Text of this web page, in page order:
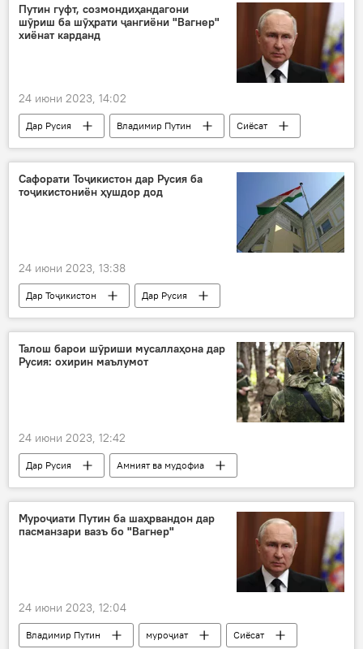
Путин гуфт, созмондиҳандагони
шӯриш ба шӯҳрати ҷангиёни "Вагнер"
хиёнат карданд
24 июни 2023, 14:02
Дар Русия Владимир Путин
Сиёсат
Амният ва мудофиа
Сафорати Тоҷикистон дар Русия ба
тоҷикистониён ҳушдор дод
24 июни 2023, 13:38
Дар Тоҷикистон
Дар Русия
сафорати Тоҷикистон дар ФР
Сиёсат
Талош барои шӯриши мусаллаҳона дар
Русия: охирин маълумот
24 июни 2023, 12:42
Дар Русия
Амният ва мудофиа
шӯришиён
Муроҷиати Путин ба шаҳрвандон дар
пасманзари вазъ бо "Вагнер"
24 июни 2023, 12:04
Владимир Путин муроҷиат Сиёсат